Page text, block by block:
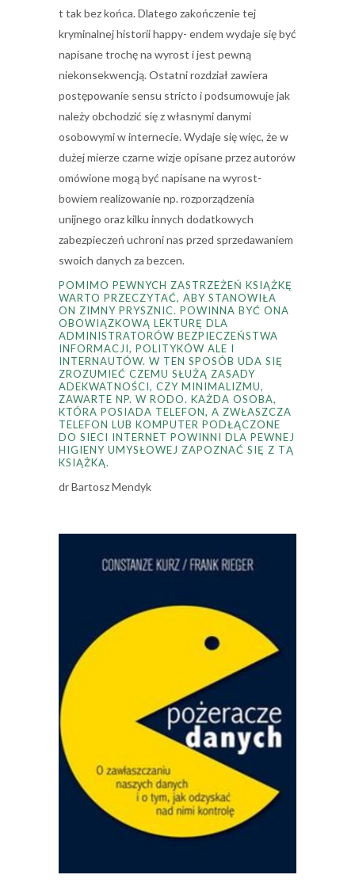
t tak bez końca. Dlatego zakończenie tej
kryminalnej historii happy- endem wydaje się być
napisane trochę na wyrost i jest pewną
niekonsekwencją. Ostatni rozdział zawiera
postępowanie sensu stricto i podsumowuje jak
należy obchodzić się z własnymi danymi
osobowymi w internecie. Wydaje się więc, że w
dużej mierze czarne wizje opisane przez autorów
omówione mogą być napisane na wyrost-
bowiem realizowanie np. rozporządzenia
unijnego oraz kilku innych dodatkowych
zabezpieczeń uchroni nas przed sprzedawaniem
swoich danych za bezcen.
POMIMO PEWNYCH ZASTRZEŻEŃ KSIĄŻKĘ
WARTO PRZECZYTAĆ, ABY STANOWIŁA
ON ZIMNY PRYSZNIC. POWINNA BYĆ ONA
OBOWIĄZKOWĄ LEKTURĘ DLA
ADMINISTRATORÓW BEZPIECZEŃSTWA
INFORMACJI, POLITYKÓW ALE I
INTERNAUTÓW. W TEN SPOSÓB UDA SIĘ
ZROZUMIEĆ CZEMU SŁUŻĄ ZASADY
ADEKWATNOŚCI, CZY MINIMALIZMU,
ZAWARTE NP. W RODO. KAŻDA OSOBA,
KTÓRA POSIADA TELEFON, A ZWŁASZCZA
TELEFON LUB KOMPUTER PODŁĄCZONE
DO SIECI INTERNET POWINNI DLA PEWNEJ
HIGIENY UMYSŁOWEJ ZAPOZNAĆ SIĘ Z TĄ
KSIĄŻKĄ.
dr Bartosz Mendyk